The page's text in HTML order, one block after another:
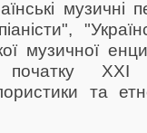
музичні
музичної
початку ХХІ
та